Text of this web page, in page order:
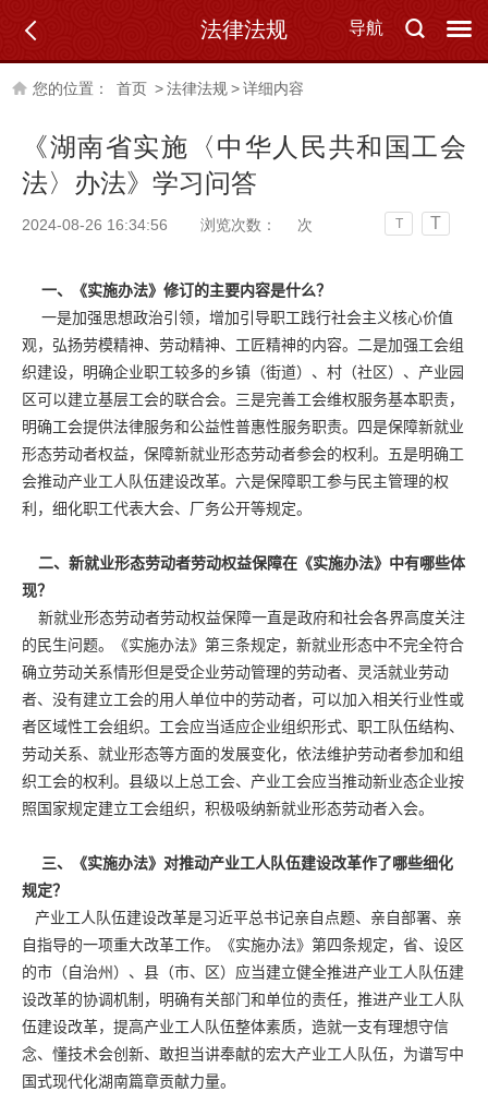
导航
法律法规
您的位置： 首页 >法律法规>详细内容
《湖南省实施〈中华人民共和国工会
法〉办法》学习问答
2024-08-26 16:34:56 浏览次数： 次 T T
一、《实施办法》修订的主要内容是什么？
一是加强思想政治引领，增加引导职工践行社会主义核心价值
观，弘扬劳模精神、劳动精神、工匠精神的内容。二是加强工会组
织建设，明确企业职工较多的乡镇（街道）、村（社区）、产业园
区可以建立基层工会的联合会。三是完善工会维权服务基本职责，
明确工会提供法律服务和公益性普惠性服务职责。四是保障新就业
形态劳动者权益，保障新就业形态劳动者参会的权利。五是明确工
会推动产业工人队伍建设改革。六是保障职工参与民主管理的权
利，细化职工代表大会、厂务公开等规定。
二、新就业形态劳动者劳动权益保障在《实施办法》中有哪些体
现？
新就业形态劳动者劳动权益保障一直是政府和社会各界高度关注
的民生问题。《实施办法》第三条规定，新就业形态中不完全符合
确立劳动关系情形但是受企业劳动管理的劳动者、灵活就业劳动
者、没有建立工会的用人单位中的劳动者，可以加入相关行业性或
者区域性工会组织。工会应当适应企业组织形式、职工队伍结构、
劳动关系、就业形态等方面的发展变化，依法维护劳动者参加和组
织工会的权利。县级以上总工会、产业工会应当推动新业态企业按
照国家规定建立工会组织，积极吸纳新就业形态劳动者入会。
三、《实施办法》对推动产业工人队伍建设改革作了哪些细化
规定？
产业工人队伍建设改革是习近平总书记亲自点题、亲自部署、亲
自指导的一项重大改革工作。《实施办法》第四条规定，省、设区
的市（自治州）、县（市、区）应当建立健全推进产业工人队伍建
设改革的协调机制，明确有关部门和单位的责任，推进产业工人队
伍建设改革，提高产业工人队伍整体素质，造就一支有理想守信
念、懂技术会创新、敢担当讲奉献的宏大产业工人队伍，为谱写中
国式现代化湖南篇章贡献力量。